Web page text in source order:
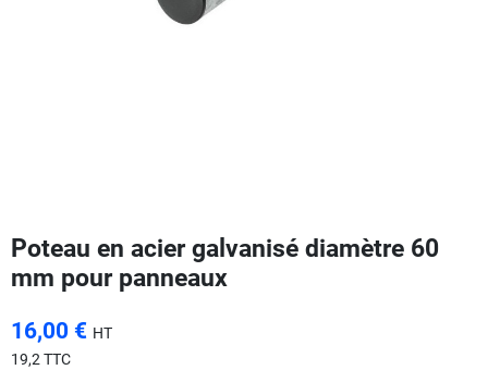
Poteau en acier galvanisé diamètre 60
mm pour panneaux
16,00 € HT
19,2 TTC